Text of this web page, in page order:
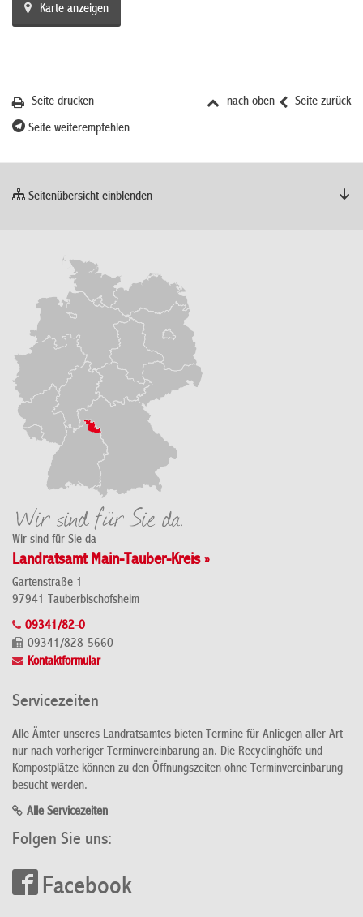
Karte anzeigen
Seite zurück
nach oben
Seite drucken
Seite weiterempfehlen
Seitenübersicht einblenden
Wir sind für Sie da
Landratsamt Main-Tauber-Kreis »
Gartenstraße 1
97941 Tauberbischofsheim
09341/82-0
09341/828-5660
Kontaktformular
Servicezeiten
Alle Ämter unseres Landratsamtes bieten Termine für Anliegen aller Art
nur nach vorheriger Terminvereinbarung an. Die Recyclinghöfe und
Kompostplätze können zu den Öffnungszeiten ohne Terminvereinbarung
besucht werden.
Alle Servicezeiten
Folgen Sie uns:
Facebook